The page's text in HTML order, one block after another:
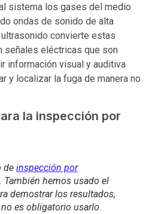
sistema los gases del medio
ondas de sonido de alta
convierte estas
señales eléctricas que son
información visual y auditiva
y localizar la fuga de manera no
la inspección por
de inspección por
También hemos usado el
demostrar los resultados,
es obligatorio usarlo.